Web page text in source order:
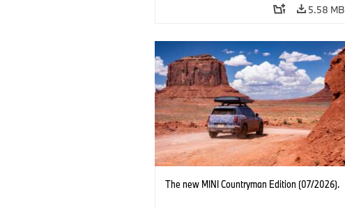
5.58 MB
The new MINI Countryman Edition (07/2026).